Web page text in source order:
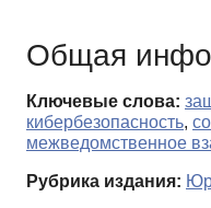
Общая
Ключевые слова:
кибербезопасность,
межведомственное
Рубрика издания: